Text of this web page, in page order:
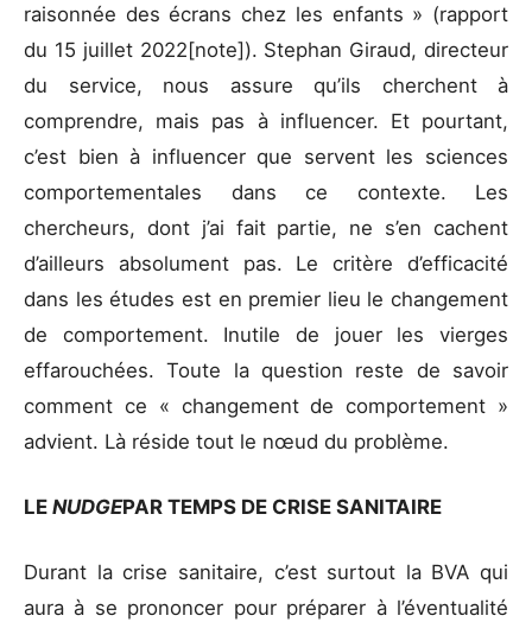
raisonnée des écrans chez les enfants » (rapport
du 15 juillet 2022[note]). Stephan Giraud, directeur
du service, nous assure qu’ils cherchent à
comprendre, mais pas à influencer. Et pourtant,
c’est bien à influencer que servent les sciences
comportementales dans ce contexte. Les
chercheurs, dont j’ai fait partie, ne s’en cachent
d’ailleurs absolument pas. Le critère d’efficacité
dans les études est en premier lieu le changement
de comportement. Inutile de jouer les vierges
effarouchées. Toute la question reste de savoir
comment ce « changement de comportement »
advient. Là réside tout le nœud du problème.
LE NUDGEPAR TEMPS DE CRISE SANITAIRE
Durant la crise sanitaire, c’est surtout la BVA qui
aura à se prononcer pour préparer à l’éventualité